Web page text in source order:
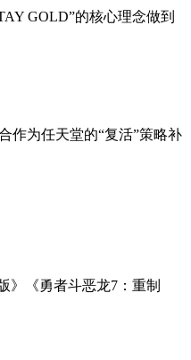
GOLD”的核心理念做到
作为任天堂的“复活”策略补
《勇者斗恶龙7：重制